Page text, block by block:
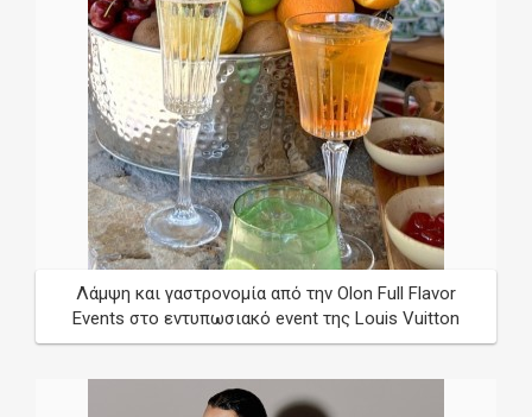
Λάμψη και γαστρονομία από την Olon Full Flavor
Events στο εντυπωσιακό event της Louis Vuitton